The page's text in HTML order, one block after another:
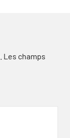
Les champs